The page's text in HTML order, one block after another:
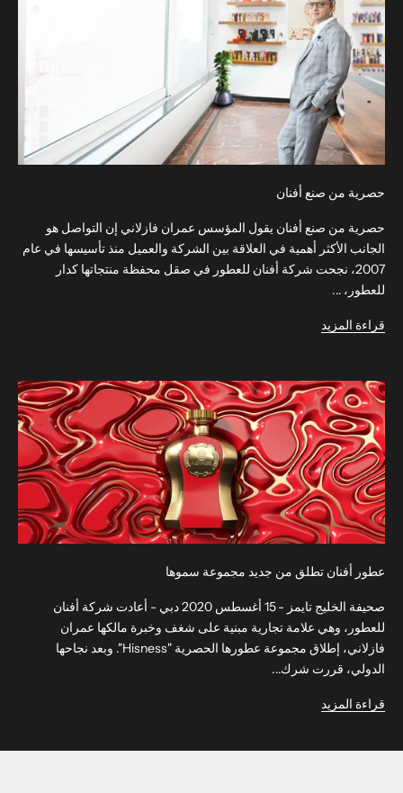
حصرية من صنع أفنان
حصرية من صنع أفنان يقول المؤسس عمران فازلاني إن التواصل هو
الجانب الأكثر أهمية في العلاقة بين الشركة والعميل منذ تأسيسها في عام
2007، نجحت شركة أفنان للعطور في صقل محفظة منتجاتها كدار
للعطور، ...
قراءة المزيد
عطور أفنان تطلق من جديد مجموعة سموها
صحيفة الخليج تايمز - 15 أغسطس 2020 دبي - أعادت شركة أفنان
للعطور، وهي علامة تجارية مبنية على شغف وخبرة مالكها عمران
فازلاني، إطلاق مجموعة عطورها الحصرية "Hisness". وبعد نجاحها
الدولي، قررت شرك...
قراءة المزيد